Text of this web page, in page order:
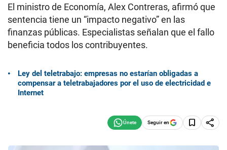
El ministro de Economía, Alex Contreras, afirmó que
sentencia tiene un “impacto negativo” en las
finanzas públicas. Especialistas señalan que el fallo
beneficia todos los contribuyentes.
Ley del teletrabajo: empresas no estarían obligadas a
compensar a teletrabajadores por el uso de electricidad e
Internet
Seguir en